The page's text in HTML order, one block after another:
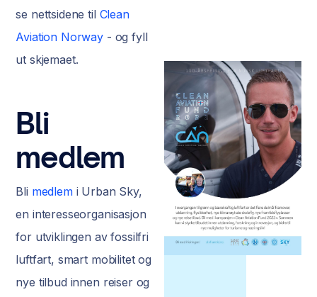
se nettsidene til Clean
Aviation Norway - og fyll
ut skjemaet.
Bli
medlem
Bli medlem i Urban Sky,
en interesseorganisasjon
for utviklingen av fossilfri
luftfart, smart mobilitet og
nye tilbud innen reiser og